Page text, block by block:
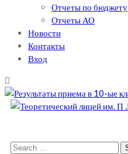
Отчеты по бюджету
Отчеты АО
Новости
Контакты
Вход
Search